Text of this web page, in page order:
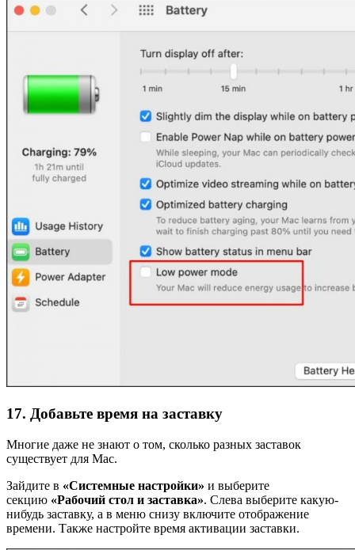
17. Добавьте время на заставку
Многие даже не знают о том, сколько разных заставок
существует для Mac.
Зайдите в «Системные настройки» и выберите
секцию «Рабочий стол и заставка». Слева выберите какую-
нибудь заставку, а в меню снизу включите отображение
времени. Также настройте время активации заставки.